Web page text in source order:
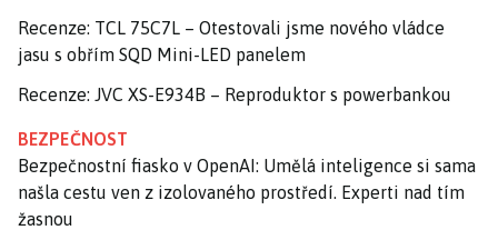
Recenze: TCL 75C7L – Otestovali jsme nového vládce
jasu s obřím SQD Mini-LED panelem
Recenze: JVC XS-E934B – Reproduktor s powerbankou
BEZPEČNOST
Bezpečnostní fiasko v OpenAI: Umělá inteligence si sama
našla cestu ven z izolovaného prostředí. Experti nad tím
žasnou